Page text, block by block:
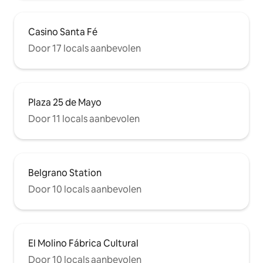
Casino Santa Fé
Door 17 locals aanbevolen
Plaza 25 de Mayo
Door 11 locals aanbevolen
Belgrano Station
Door 10 locals aanbevolen
El Molino Fábrica Cultural
Door 10 locals aanbevolen